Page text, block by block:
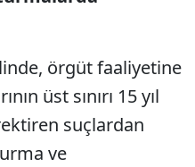
örgüt faaliyetine
üst sınırı 15 yıl
suçlardan
ve